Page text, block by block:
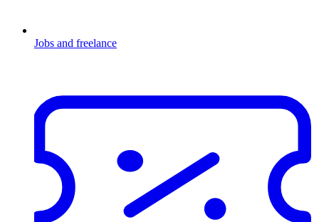
Jobs and freelance